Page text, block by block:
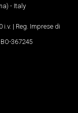
- Italy
i.v. | Reg. Imprese di
367245